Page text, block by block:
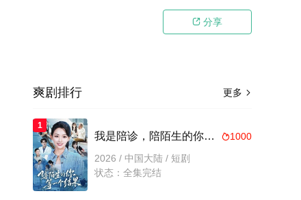
 分享
更多 
爽剧排行
1
1000
我是陪诊，陪陌生的你等一个结果
2026 / 中国大陆 / 短剧
状态：全集完结